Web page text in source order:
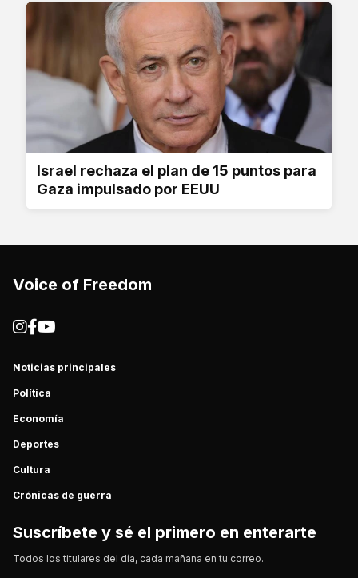
Israel rechaza el plan de 15 puntos para
Gaza impulsado por EEUU
Voice of Freedom
Noticias principales
Política
Economía
Deportes
Cultura
Crónicas de guerra
Suscríbete y sé el primero en enterarte
Todos los titulares del día, cada mañana en tu correo.